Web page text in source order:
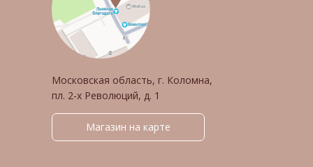
Магазин на карте
Московская область, г. Коломна,
пл. 2-х Революций, д. 1